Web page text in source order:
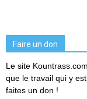
Faire un don
Le site
que le travail qui y
faites un don !